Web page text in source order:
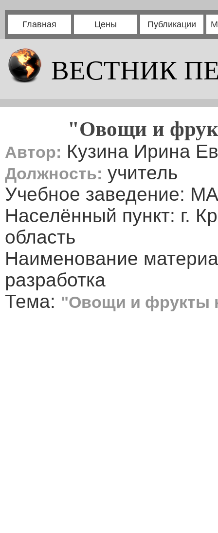
Главная Цены Публикации
ВЕСТНИК
"Овощи и
Автор: Кузина Ирина
Должность: учитель
Учебное заведение:
Населённый пункт: г.
область
Наименование
разработка
Тема: "Овощи и фрукты